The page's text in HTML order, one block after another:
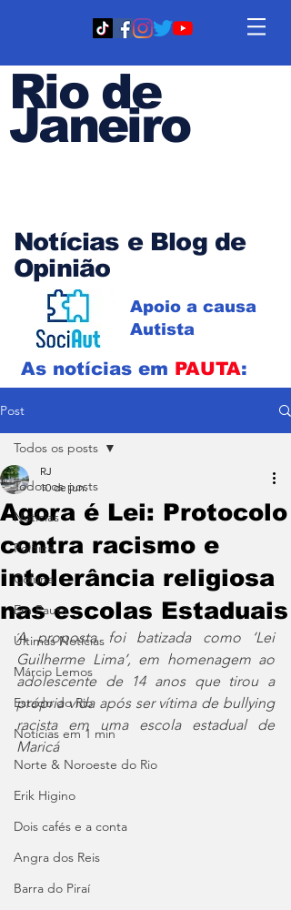
Rio de
Janeiro
Notícias e Blog de
Opinião
Apoio a causa
Autista
As notícias em PAUTA:
Post
Todos os posts
Notícias
Política
Coluna
Em Pauta
Últimas Notícias
Márcio Lemos
Estado do Rio
Notícias em 1 min
Norte & Noroeste do Rio
Erik Higino
Dois cafés e a conta
Angra dos Reis
Barra do Piraí
Todos os posts
Agora é Lei: Protocolo
contra racismo e
intolerância religiosa
nas escolas Estaduais
RJ
10 de jun.
A proposta foi batizada como ‘Lei
Guilherme Lima’, em homenagem ao
adolescente de 14 anos que tirou a
própria vida após ser vítima de bullying
racista em uma escola estadual de
Maricá